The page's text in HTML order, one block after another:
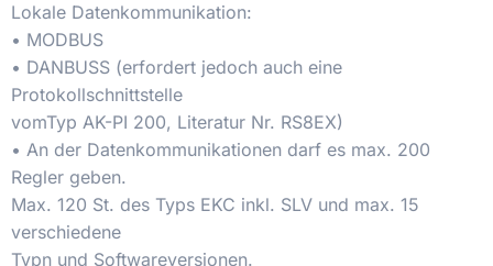
Lokale Datenkommunikation:
• MODBUS
• DANBUSS (erfordert jedoch auch eine
Protokollschnittstelle
vomTyp AK-PI 200, Literatur Nr. RS8EX)
• An der Datenkommunikationen darf es max. 200
Regler geben.
Max. 120 St. des Typs EKC inkl. SLV und max. 15
verschiedene
Typn und Softwareversionen.